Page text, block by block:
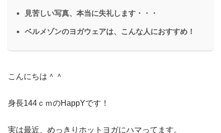
見苦しい写真、本当に失礼します・・・
ベルメゾンのヨガウェアは、こんな人におすすめ！
こんにちは＾＾
身長144ｃｍのHappYです！
実は最近、めっきりホットヨガにハマってます。